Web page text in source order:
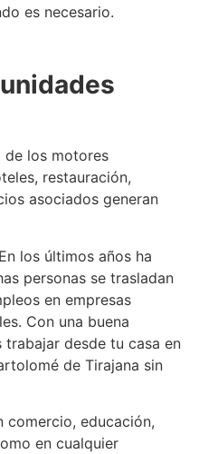
es necesario.
de los motores
restauración,
asociados generan
los últimos años ha
personas se trasladan
en empresas
Con una buena
desde tu casa en
de Tirajana sin
comercio, educación,
en cualquier